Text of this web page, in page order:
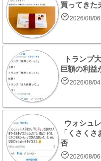
買ってき
2026/08/
トランプ
巨額の利益
2026/08/
ウォシュ
「くさく
否
2026/08/